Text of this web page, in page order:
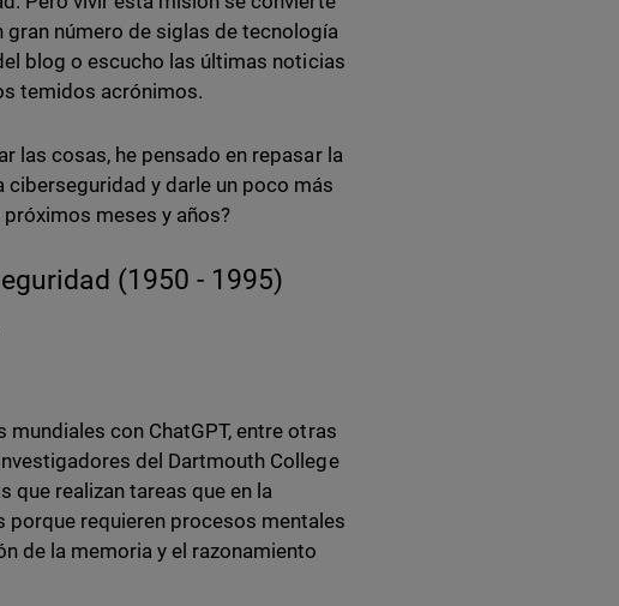
número de siglas de tecnología
blog o escucho las últimas noticias
temidos acrónimos.
las cosas, he pensado en repasar la
y darle un poco más
meses y años?
(1950 - 1995)
con ChatGPT, entre otras
del Dartmouth College
realizan tareas que en la
requieren procesos mentales
de la memoria y el razonamiento